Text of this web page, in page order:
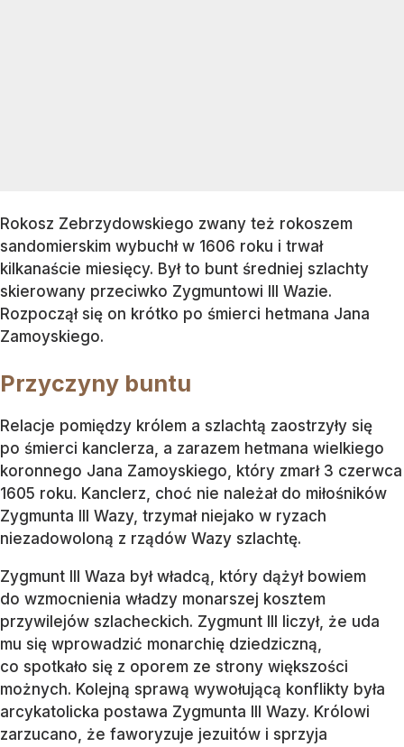
Rokosz Zebrzydowskiego zwany też rokoszem
sandomierskim wybuchł w 1606 roku i trwał
kilkanaście miesięcy. Był to bunt średniej szlachty
skierowany przeciwko Zygmuntowi III Wazie.
Rozpoczął się on krótko po śmierci hetmana Jana
Zamoyskiego.
Przyczyny buntu
Relacje pomiędzy królem a szlachtą zaostrzyły się
po śmierci kanclerza, a zarazem hetmana wielkiego
koronnego Jana Zamoyskiego, który zmarł 3 czerwca
1605 roku. Kanclerz, choć nie należał do miłośników
Zygmunta III Wazy, trzymał niejako w ryzach
niezadowoloną z rządów Wazy szlachtę.
Zygmunt III Waza był władcą, który dążył bowiem
do wzmocnienia władzy monarszej kosztem
przywilejów szlacheckich. Zygmunt III liczył, że uda
mu się wprowadzić monarchię dziedziczną,
co spotkało się z oporem ze strony większości
możnych. Kolejną sprawą wywołującą konflikty była
arcykatolicka postawa Zygmunta III Wazy. Królowi
zarzucano, że faworyzuje jezuitów i sprzyja